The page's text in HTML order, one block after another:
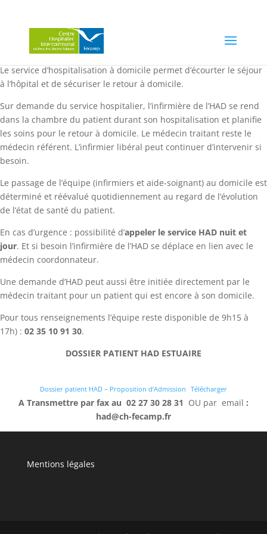
Le service d’hospitalisation à domicile permet d’écourter le séjour
à l’hôpital et de sécuriser le retour à domicile.
Sur demande du service hospitalier, l’infirmière de l’HAD se rend
dans la chambre du patient durant son hospitalisation et planifie
les soins pour le retour à domicile. Le médecin traitant reste le
médecin référent. L’infirmier libéral peut continuer d’intervenir si
besoin.
Le passage de l’équipe (infirmiers et aide-soignant) au domicile est
déterminé et réévalué quotidiennement au regard de l’évolution
de l’état de santé du patient.
En cas d’urgence : possibilité d’appeler le service HAD nuit et
jour. Et si besoin l’infirmière de l’HAD se déplace en lien avec le
médecin coordonnateur.
Une demande d’HAD peut aussi être initiée directement par le
médecin traitant pour un patient qui est encore à son domicile.
Pour tous renseignements l’équipe reste disponible de 9h15 à
17h) : 02 35 10 91 30.
DOSSIER PATIENT HAD ESTUAIRE
Dossier patient HAD – Proposition d’Admission Télécharger
A Transmettre par fax au 02 27 30 28 31 OU par email :
had@ch-fecamp.fr
Mentions légales